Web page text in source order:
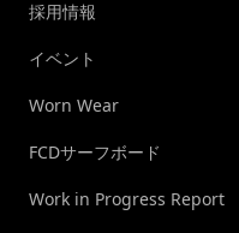
採用情報
イベント
Worn Wear
FCDサーフボード
Work in Progress Report